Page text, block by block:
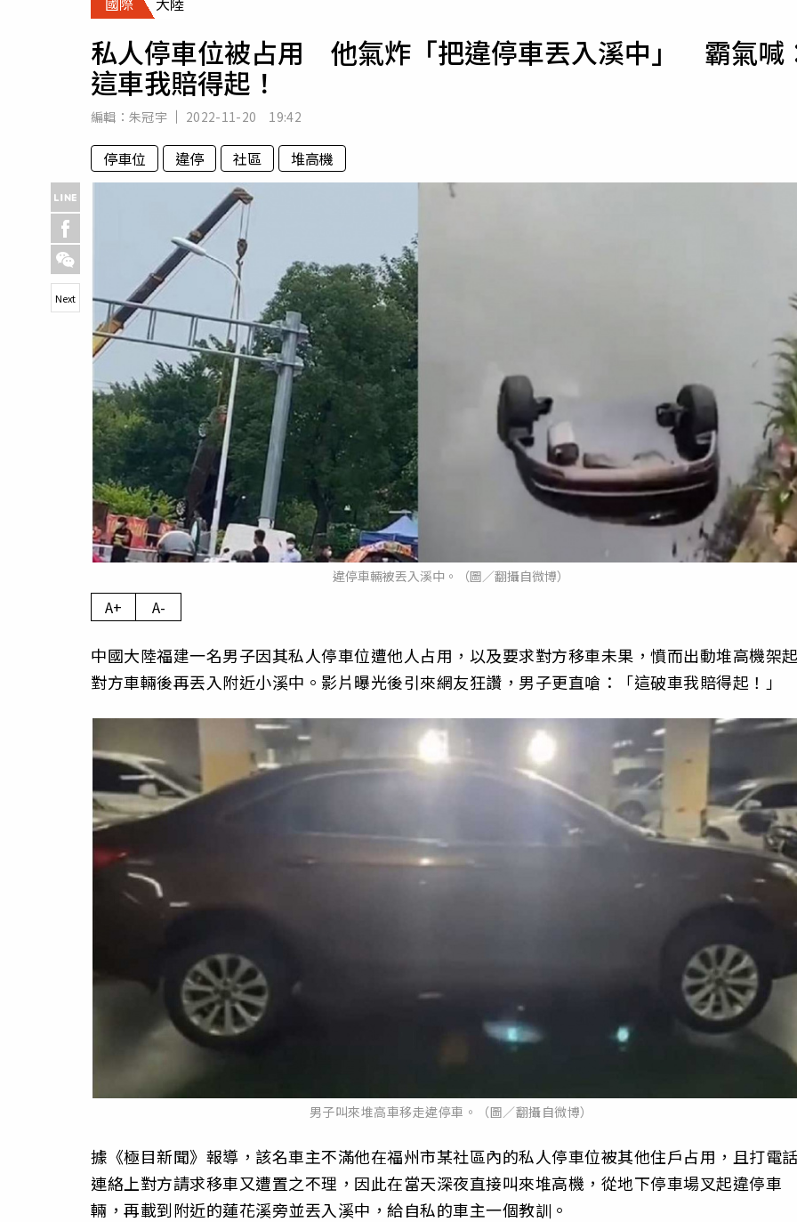
專欄
運勢
私人停車位被占用 他氣炸「把違停車丟入溪中」 霸氣喊
這車我賠得起！
編輯： 朱冠宇 2022-11-20 19:42
停車位 違停 社區 堆高機
違停車輛被丟入溪中。（圖／翻攝自微博）
Next
A+ A-
中國大陸福建一名男子因其私人停車位遭他人占用，以及要求對方移車未果，憤而出動堆高機架
對方車輛後再丟入附近小溪中。影片曝光後引來網友狂讚，男子更直嗆：「這破車我賠得起！」
男子叫來堆高車移走違停車。（圖／翻攝自微博）
據《極目新聞》報導，該名車主不滿他在福州市某社區內的私人停車位被其他住戶占用，且打電
連絡上對方請求移車又遭置之不理，因此在當天深夜直接叫來堆高機，從地下停車場叉起違停車
輛，再載到附近的蓮花溪旁並丟入溪中，給自私的車主一個教訓。